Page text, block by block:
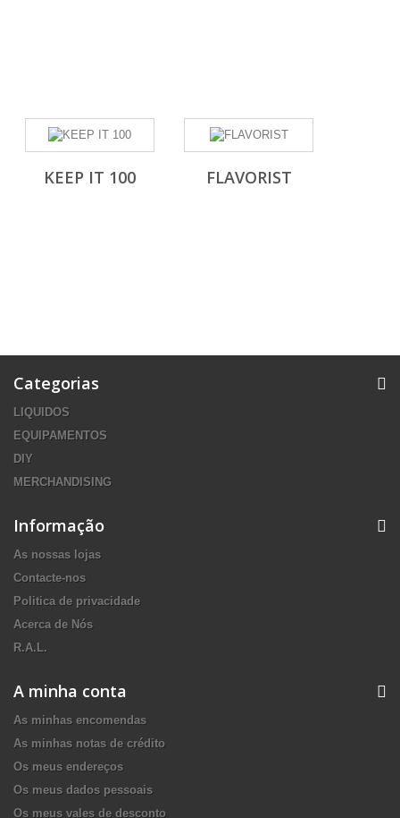
KEEP IT 100 FLAVORIST
Categorias
LIQUIDOS
EQUIPAMENTOS
DIY
MERCHANDISING
Informação
As nossas lojas
Contacte-nos
Politica de privacidade
Acerca de Nós
R.A.L.
A minha conta
As minhas encomendas
As minhas notas de crédito
Os meus endereços
Os meus dados pessoais
Os meus vales de desconto